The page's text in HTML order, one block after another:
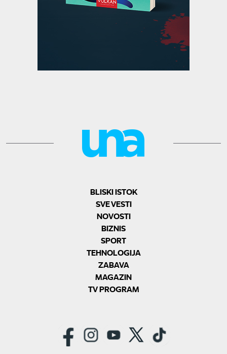
BLISKI ISTOK
SVE VESTI
NOVOSTI
BIZNIS
SPORT
TEHNOLOGIJA
ZABAVA
MAGAZIN
TV PROGRAM